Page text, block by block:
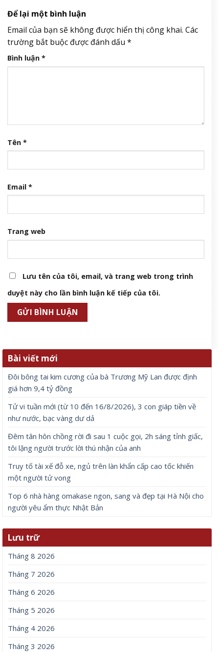
Để lại một bình luận
Email của bạn sẽ không được hiển thị công khai. Các
trường bắt buộc được đánh dấu *
Bình luận *
Tên *
Email *
Trang web
Lưu tên của tôi, email, và trang web trong trình
duyệt này cho lần bình luận kế tiếp của tôi.
Bài viết mới
Đôi bông tai kim cương của bà Trương Mỹ Lan được định
giá hơn 9,4 tỷ đồng
Tử vi tuần mới (từ 10 đến 16/8/2026), 3 con giáp tiền về
như nước, bạc vàng dư dả
Đêm tân hôn chồng rời đi sau 1 cuộc gọi, 2h sáng tỉnh giấc,
tôi lặng người trước lời thú nhận của anh
Truy tố tài xế đỗ xe, ngủ trên làn khẩn cấp cao tốc khiến
một người tử vong
Top 6 nhà hàng omakase ngon, sang và đẹp tại Hà Nội cho
người yêu ẩm thực Nhật Bản
Lưu trữ
Tháng 8 2026
Tháng 7 2026
Tháng 6 2026
Tháng 5 2026
Tháng 4 2026
Tháng 3 2026